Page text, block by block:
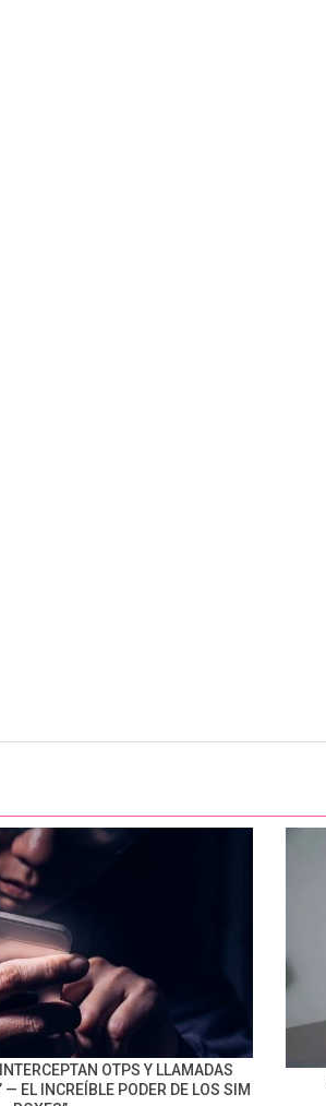
OTPS Y LLAMADAS
— EL INCREÍBLE PODER DE LOS SIM